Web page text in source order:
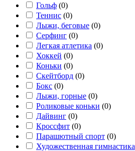
Гольф (0)
Теннис (0)
Лыжи, беговые (0)
Серфинг (0)
Легкая атлетика (0)
Хоккей (0)
Коньки (0)
Скейтборд (0)
Бокс (0)
Лыжи, горные (0)
Роликовые коньки (0)
Дайвинг (0)
Кроссфит (0)
Парашютный спорт (0)
Художественная гимнастика